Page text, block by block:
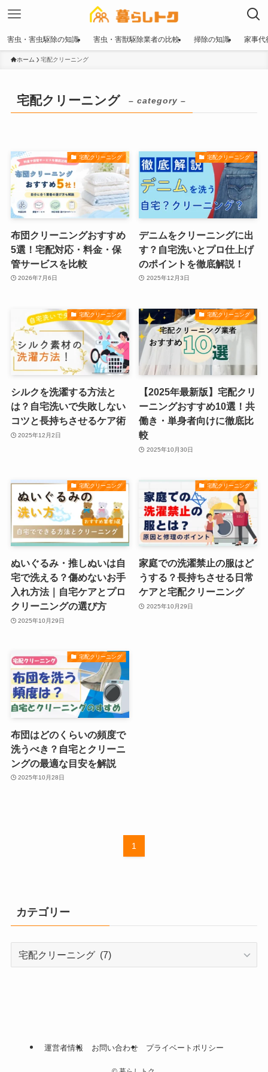
害虫・害虫駆除の知識 害虫・害獣駆除業者の比較 掃除の知識 家事代
ホーム 宅配クリーニング
宅配クリーニング – category –
宅配クリーニング
布団クリーニングおすすめ
5選！宅配対応・料金・保
管サービスを比較
2026年7月6日
宅配クリーニング
デニムをクリーニングに出
す？自宅洗いとプロ仕上げ
のポイントを徹底解説！
2025年12月3日
宅配クリーニング
シルクを洗濯する方法と
は？自宅洗いで失敗しない
コツと長持ちさせるケア術
2025年12月2日
宅配クリーニング
【2025年最新版】宅配クリ
ーニングおすすめ10選！共
働き・単身者向けに徹底比
較
2025年10月30日
宅配クリーニング
ぬいぐるみ・推しぬいは自
宅で洗える？傷めないお手
入れ方法｜自宅ケアとプロ
クリーニングの選び方
2025年10月29日
宅配クリーニング
家庭での洗濯禁止の服はど
うする？長持ちさせる日常
ケアと宅配クリーニング
2025年10月29日
宅配クリーニング
布団はどのくらいの頻度で
洗うべき？自宅とクリーニ
ングの最適な目安を解説
2025年10月28日
1
カテゴリー
カ
運営者情報 お問い合わせ プライベートポリシー